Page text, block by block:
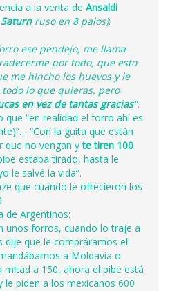
a la venta de Ansaldi
Saturnruso en 8 palos):
ese pendejo, me llama
por todo, que esto
me hincho los huevos y le
lo que quieras, pero
en vez de tantas gracias“.
que “en realidad el forro ahí es
“Con la guita que están
que no vengan yte tiren 100
estaba tirado, hasta le
le salvé la vida”.
que cuando le ofrecieron los
de Argentinos:
unos forros, cuando lo traje a
dije que le compráramos el
a Moldavia o
mitad a 150, ahora el pibe está
le piden a los mexicanos 600